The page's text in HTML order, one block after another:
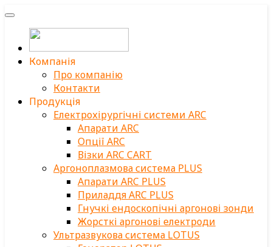
Компанія
Про компанію
Контакти
Продукція
Електрохірургічні системи ARC
Апарати ARC
Опції ARC
Візки ARC CART
Аргоноплазмова система PLUS
Апарати ARC PLUS
Приладдя ARC PLUS
Гнучкі ендоскопічні аргонові зонди
Жорсткі аргонові електроди
Ультразвукова система LOTUS